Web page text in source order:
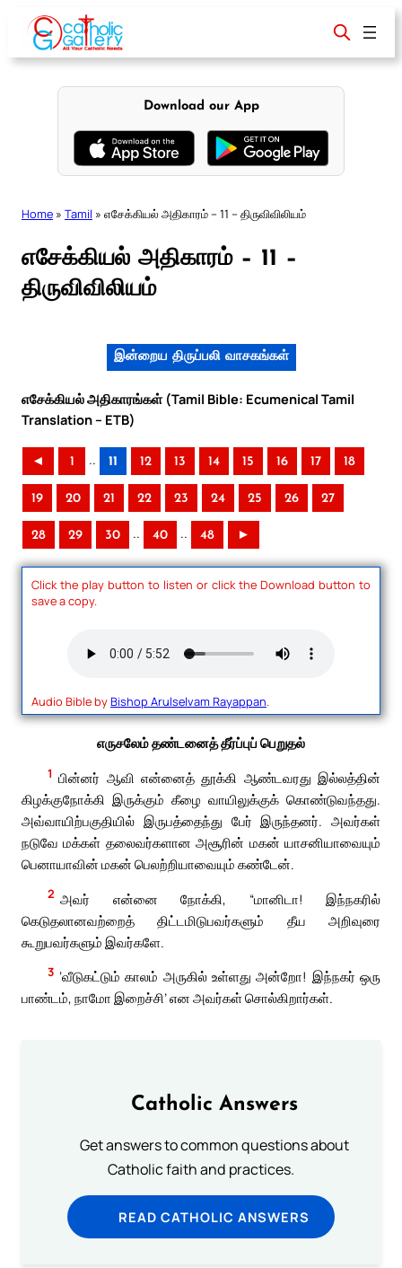
content
Download our App
Home » Tamil » எசேக்கியல் அதிகாரம் – 11 – திருவிவிலியம்
எசேக்கியல் அதிகாரம் – 11 –
திருவிவிலியம்
இன்றைய திருப்பலி வாசகங்கள்
எசேக்கியல் அதிகாரங்கள் (Tamil Bible: Ecumenical Tamil
Translation – ETB)
◄ 1 .. 11 12 13 14 15 16 17 18
19 20 21 22 23 24 25 26 27
28 29 30 .. 40 .. 48 ►
Click the play button to listen or click the Download button to
save a copy.
Audio Bible byBishop Arulselvam Rayappan.
எருசலேம் தண்டனைத் தீர்ப்புப் பெறுதல்
1 பின்னர் ஆவி என்னைத் தூக்கி ஆண்டவரது இல்லத்தின்
கிழக்குநோக்கி இருக்கும் கீழை வாயிலுக்குக் கொண்டுவந்தது.
அவ்வாயிற்பகுதியில் இருபத்தைந்து பேர் இருந்தனர். அவர்கள்
நடுவே மக்கள் தலைவர்களான அசூரின் மகன் யாசனியாவையும்
பெனாயாவின் மகன் பெலற்றியாவையும் கண்டேன்.
2 அவர் என்னை நோக்கி, “மானிடா! இந்நகரில்
கெடுதலானவற்றைத் திட்டமிடுபவர்களும் தீய அறிவுரை
கூறுபவர்களும் இவர்களே.
3 ‘வீடுகட்டும் காலம் அருகில் உள்ளது அன்றோ! இந்நகர் ஒரு
பாண்டம், நாமோ இறைச்சி’ என அவர்கள் சொல்கிறார்கள்.
Catholic Answers
Get answers to common questions about
Catholic faith and practices.
READ CATHOLIC ANSWERS